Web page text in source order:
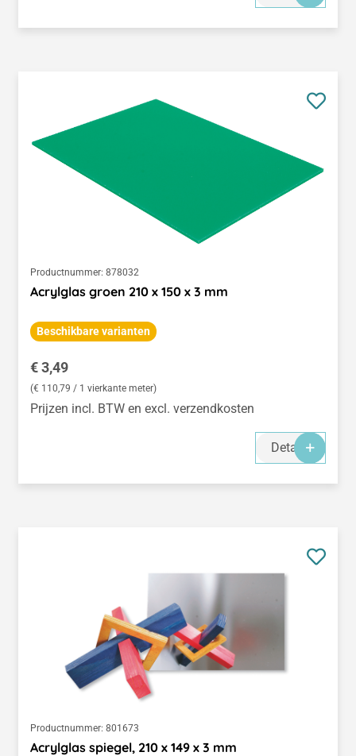
Productnummer: 878032
Acrylglas groen 210 x 150 x 3 mm
Beschikbare varianten
Normale prijs:
€ 3,49
(€ 110,79 / 1 vierkante meter)
Prijzen incl. BTW en excl. verzendkosten
Details
Productnummer: 801673
Acrylglas spiegel, 210 x 149 x 3 mm